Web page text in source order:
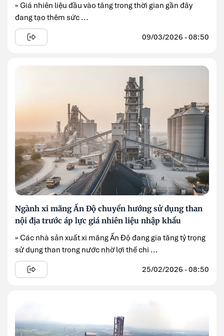
» Giá nhiên liệu đầu vào tăng trong thời gian gần đây
đang tạo thêm sức ...
09/03/2026 - 08:50
Ngành xi măng Ấn Độ chuyển hướng sử dụng than
nội địa trước áp lực giá nhiên liệu nhập khẩu
» Các nhà sản xuất xi măng Ấn Độ đang gia tăng tỷ trọng
sử dụng than trong nước nhờ lợi thế chi ...
25/02/2026 - 08:50